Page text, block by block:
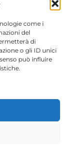
come i
del
di
o gli ID unici
può influire